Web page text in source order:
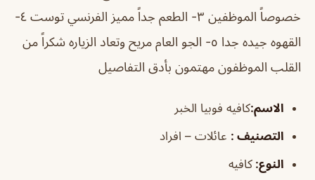
خصوصاً الموظفين ٣- الطعم جداً مميز الفرنسي توست ٤-
القهوه جيده جدا ٥- الجو العام مريح وتعاد الزياره شكراً من
القلب الموظفون مهتمون بأدق التفاصيل
الاسم:كافيه فوبيا الخبر
التصنيف : عائلات – افراد
النوع: كافيه